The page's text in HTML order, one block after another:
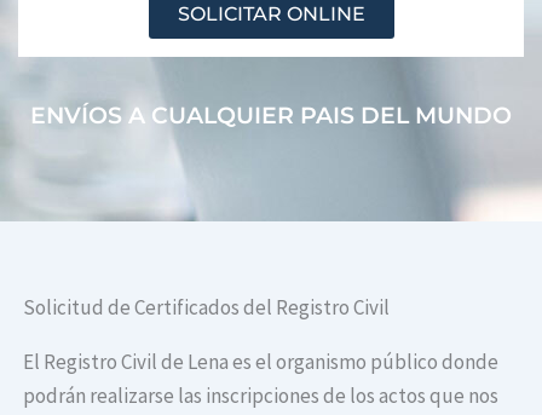
SOLICITAR ONLINE
ENVÍOS A CUALQUIER PAIS DEL MUNDO
Solicitud de Certificados del Registro Civil
El Registro Civil de Lena es el organismo público donde
podrán realizarse las inscripciones de los actos que nos